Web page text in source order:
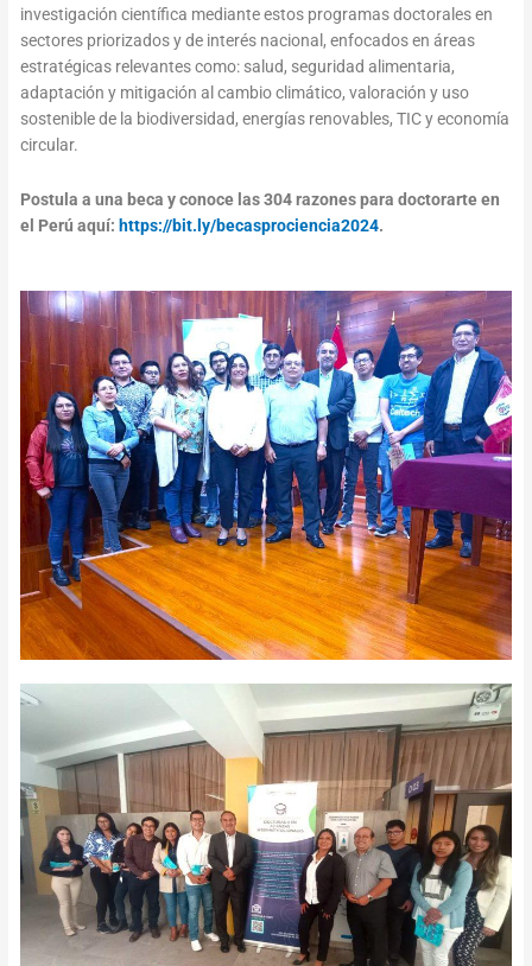
investigación científica mediante estos programas doctorales en
sectores priorizados y de interés nacional, enfocados en áreas
estratégicas relevantes como: salud, seguridad alimentaria,
adaptación y mitigación al cambio climático, valoración y uso
sostenible de la biodiversidad, energías renovables, TIC y economía
circular.
Postula a una beca y conoce las 304 razones para doctorarte en
el Perú aquí: https://bit.ly/becasprociencia2024.